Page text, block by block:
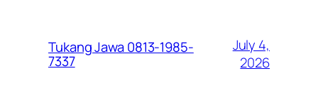
Tukang Jawa 0813-1985-
7337
July 4,
2026